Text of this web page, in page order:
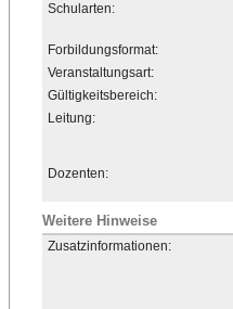
Schularten:
Forbildungsformat:
Veranstaltungsart:
Gültigkeitsbereich:
Leitung:
Dozenten:
Weitere Hinweise
Zusatzinformationen: